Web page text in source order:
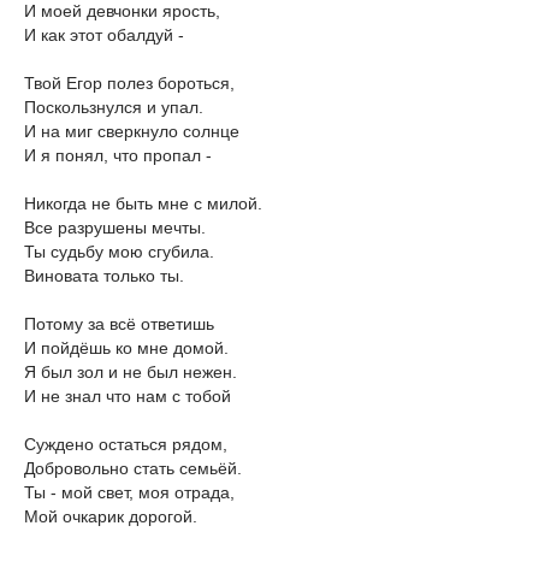
И моей девчонки ярость,
И как этот обалдуй -
Твой Егор полез бороться,
Поскользнулся и упал.
И на миг сверкнуло солнце
И я понял, что пропал -
Никогда не быть мне с милой.
Все разрушены мечты.
Ты судьбу мою сгубила.
Виновата только ты.
Потому за всё ответишь
И пойдёшь ко мне домой.
Я был зол и не был нежен.
И не знал что нам с тобой
Суждено остаться рядом,
Добровольно стать семьёй.
Ты - мой свет, моя отрада,
Мой очкарик дорогой.